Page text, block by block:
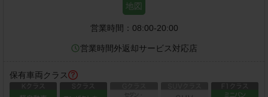
地図
営業時間： 08:00-20:00
営業時間外返却サービス対応店
保有車両クラス